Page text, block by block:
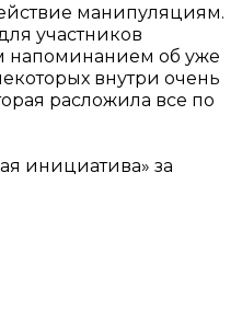
манипуляциям.
участников
напоминанием об уже
внутри очень
расложила все по
инициатива» за